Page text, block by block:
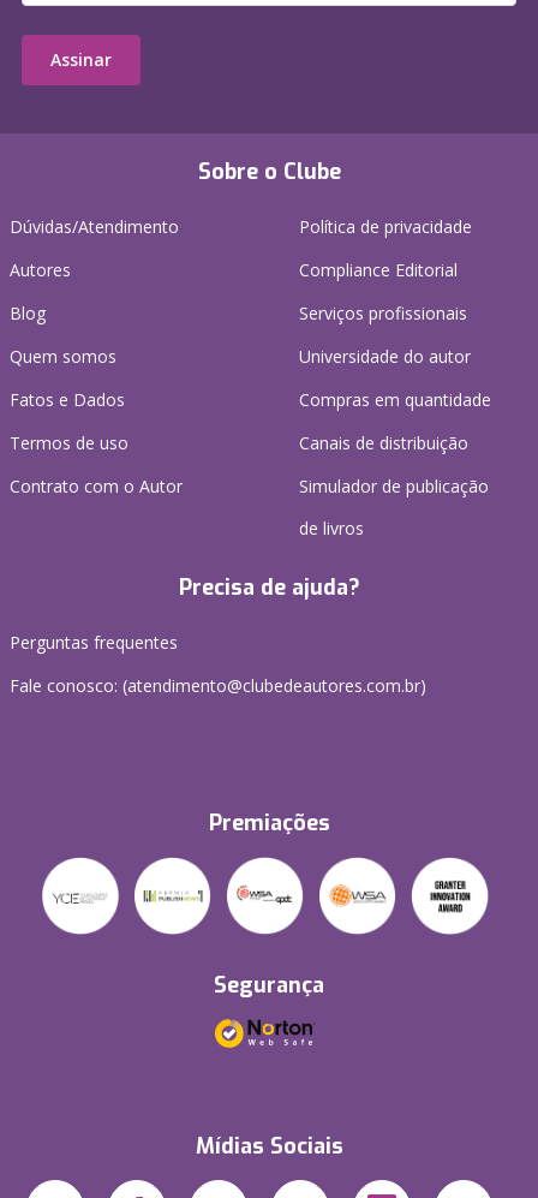
Sobre o Clube
Dúvidas/Atendimento
Autores
Blog
Quem somos
Fatos e Dados
Termos de uso
Contrato com o Autor
Política de privacidade
Compliance Editorial
Serviços profissionais
Universidade do autor
Compras em quantidade
Canais de distribuição
Simulador de publicação
de livros
Precisa de ajuda?
Perguntas frequentes
Fale conosco: (atendimento@clubedeautores.com.br)
Premiações
Segurança
Mídias Sociais
Assinar